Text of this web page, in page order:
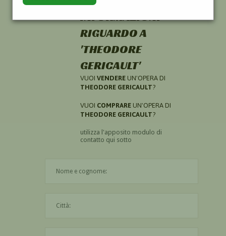
INFORMAZIONI
RIGUARDO A
'THEODORE
GERICAULT'
VUOI VENDERE UN'OPERA DI
THEODORE GERICAULT?
VUOI COMPRARE UN'OPERA DI
THEODORE GERICAULT?
utilizza l'apposito modulo di
contatto qui sotto